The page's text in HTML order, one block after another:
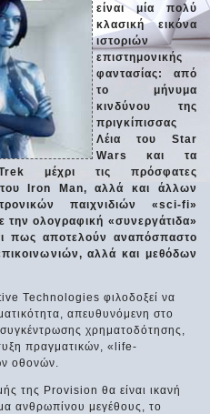
είναι μία πολύ
κλασική εικόνα
ιστοριών
επιστημονικής
φαντασίας: από
το μήνυμα
κινδύνου της
πριγκίπισσας
Λέια του Star
Wars και τα
μέχρι τις πρόσφατες
του Iron Man, αλλά και άλλων
παιχνιδιών «sci-fi»
την ολογραφική «συνεργάτιδα»
πως αποτελούν αναπόσπαστο
αλλά και μεθόδων
Technologies φιλοδοξεί να
απευθυνόμενη στο
χρηματοδότησης,
πραγματικών, «life-
οθονών.
της Provision θα είναι ικανή
ανθρωπίνου μεγέθους, το